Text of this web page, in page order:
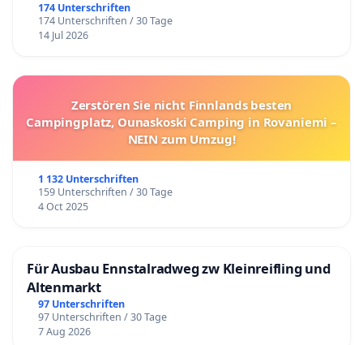
174 Unterschriften
174 Unterschriften / 30 Tage
14 Jul 2026
Zerstören Sie nicht Finnlands besten
Campingplatz, Ounaskoski Camping in Rovaniemi –
NEIN zum Umzug!
1 132 Unterschriften
159 Unterschriften / 30 Tage
4 Oct 2025
Für Ausbau Ennstalradweg zw Kleinreifling und
Altenmarkt
97 Unterschriften
97 Unterschriften / 30 Tage
7 Aug 2026